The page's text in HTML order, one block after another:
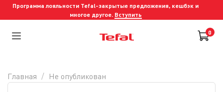
Программа лояльности Tefal-закрытые предложения, кешбэк и
многое другое. Вступить
0
Главная Не опубликован